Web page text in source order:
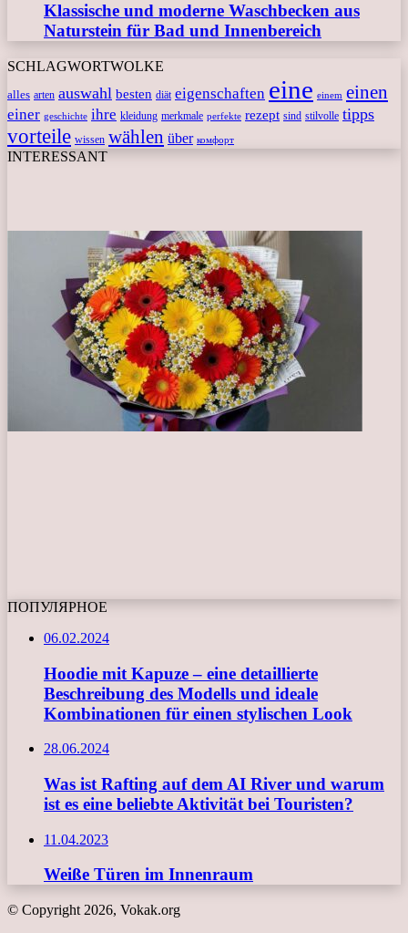
Klassische und moderne Waschbecken aus
Naturstein für Bad und Innenbereich
SCHLAGWORTWOLKE
alles arten auswahl besten diät eigenschaften eine einem einen
einer geschichte ihre kleidung merkmale perfekte rezept sind stilvolle tipps
vorteile wissen wählen über комфорт
INTERESSANT
ПОПУЛЯРНОЕ
06.02.2024
Hoodie mit Kapuze – eine detaillierte
Beschreibung des Modells und ideale
Kombinationen für einen stylischen Look
28.06.2024
Was ist Rafting auf dem AI River und warum
ist es eine beliebte Aktivität bei Touristen?
11.04.2023
Weiße Türen im Innenraum
© Copyright 2026, Vokak.org